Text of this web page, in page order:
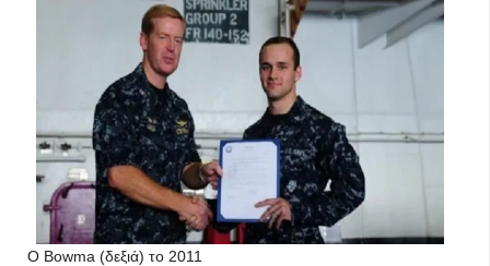
Ο Bowma (δεξιά) το 2011